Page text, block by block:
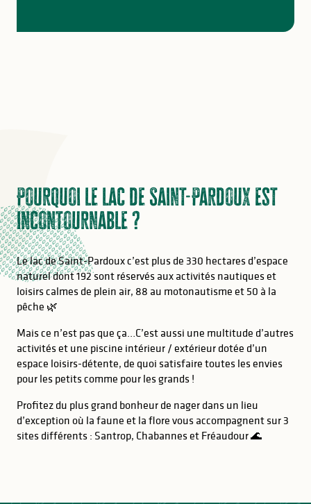
Pourquoi le lac de Saint-Pardoux est
incontournable ?
Le lac de Saint-Pardoux c’est plus de 330 hectares d’espace
naturel dont 192 sont réservés aux activités nautiques et
loisirs calmes de plein air, 88 au motonautisme et 50 à la
pêche 🌿
Mais ce n’est pas que ça…C’est aussi une multitude d’autres
activités et une piscine intérieur / extérieur dotée d’un
espace loisirs-détente, de quoi satisfaire toutes les envies
pour les petits comme pour les grands !
Profitez du plus grand bonheur de nager dans un lieu
d’exception où la faune et la flore vous accompagnent sur 3
sites différents : Santrop, Chabannes et Fréaudour 🌊